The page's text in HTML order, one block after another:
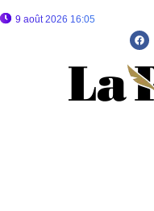
9 août 2026 16:05